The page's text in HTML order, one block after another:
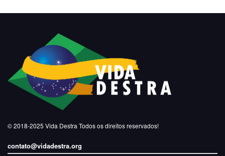
© 2018-2025 Vida Destra Todos os direitos reservados!
contato@vidadestra.org